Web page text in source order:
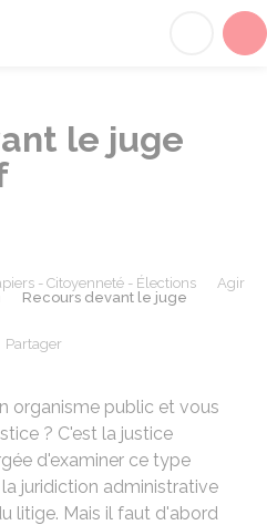
le juge
- Citoyenneté - Élections
Agir
Recours devant le juge
Partager
organisme public et vous
? C'est la justice
d'examiner ce type
juridiction administrative
litige. Mais il faut d'abord